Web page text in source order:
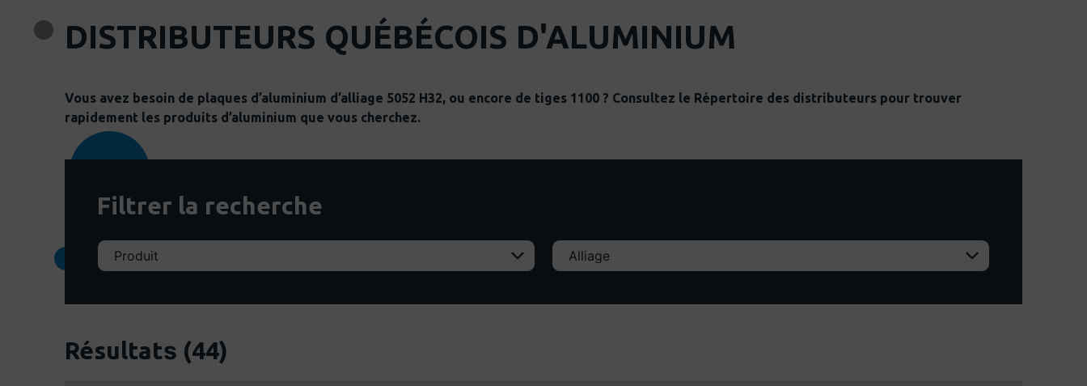
DISTRIBUTEURS QUÉBÉCOIS D'ALUMINIUM
Vous avez besoin de plaques d’aluminium d’alliage 5052 H32, ou encore de tiges 1100 ? Consultez le Répertoire des distributeurs pour trouver
rapidement les produits d’aluminium que vous cherchez.
Filtrer la recherche
Résultats (44)